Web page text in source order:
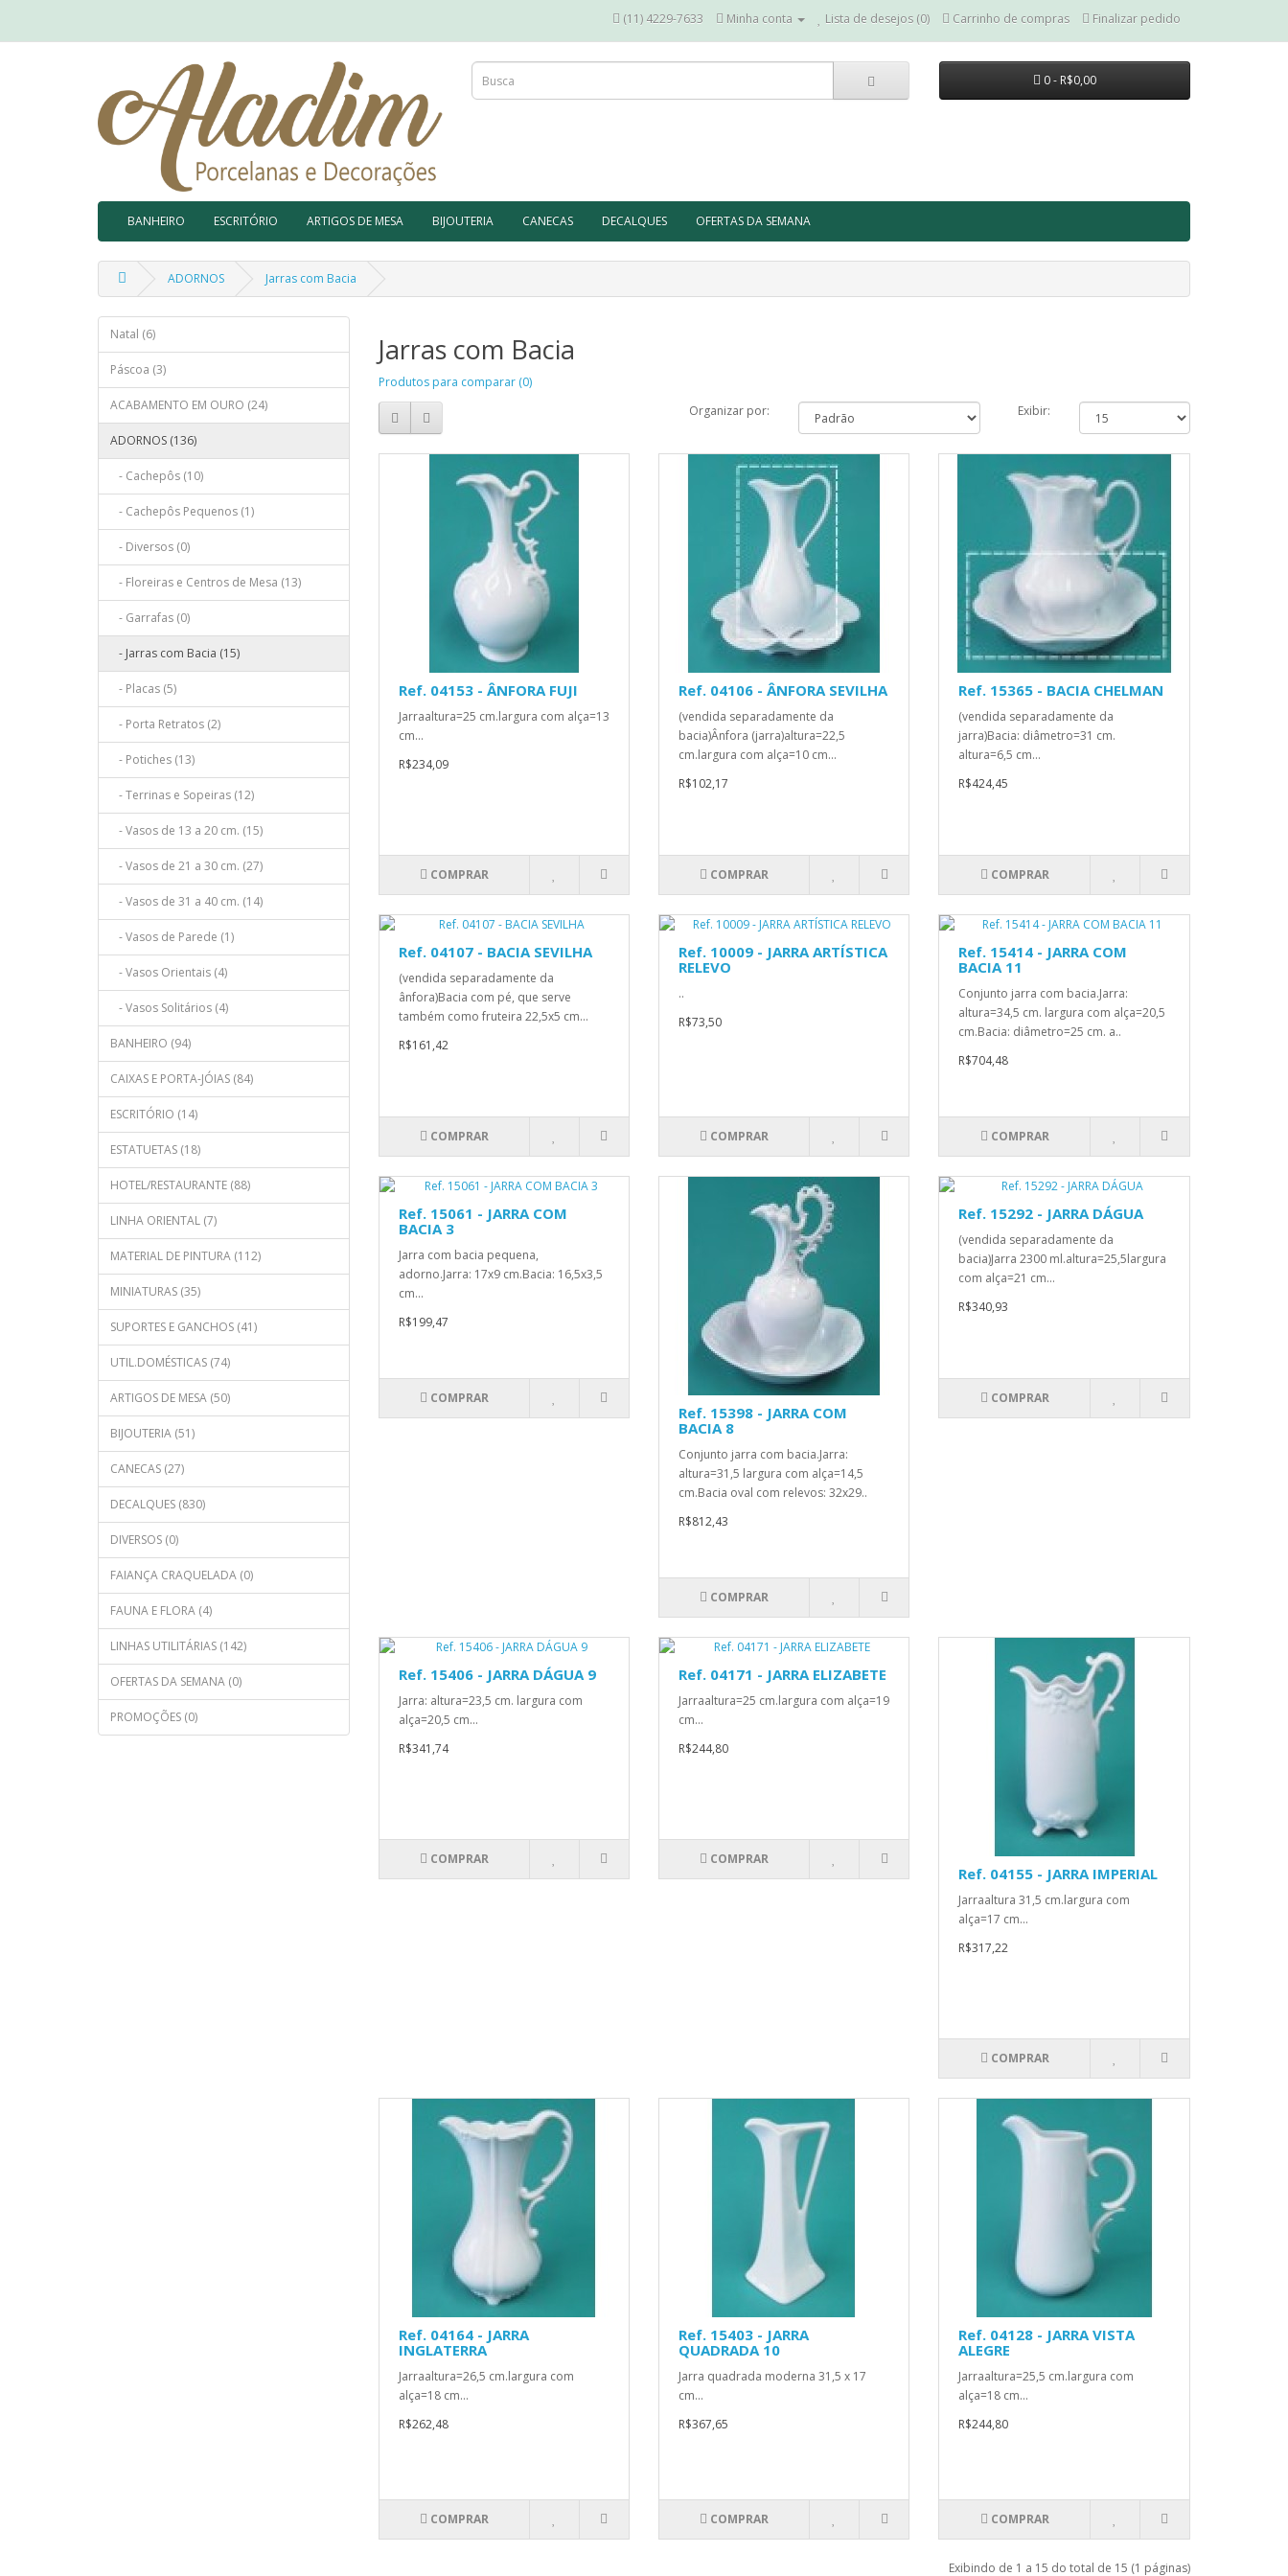
(11) 4229-7633 Minha conta Lista de desejos (0) Carrinho de compras Finalizar pedido
0 - R$0,00
BANHEIRO ESCRITÓRIO ARTIGOS DE MESA BIJOUTERIA CANECAS DECALQUES OFERTAS DA SEMANA
ADORNOS Jarras com Bacia
Natal (6)
Páscoa (3)
ACABAMENTO EM OURO (24)
ADORNOS (136)
- Cachepôs (10)
- Cachepôs Pequenos (1)
- Diversos (0)
- Floreiras e Centros de Mesa (13)
- Garrafas (0)
- Jarras com Bacia (15)
- Placas (5)
- Porta Retratos (2)
- Potiches (13)
- Terrinas e Sopeiras (12)
- Vasos de 13 a 20 cm. (15)
- Vasos de 21 a 30 cm. (27)
- Vasos de 31 a 40 cm. (14)
- Vasos de Parede (1)
- Vasos Orientais (4)
- Vasos Solitários (4)
BANHEIRO (94)
CAIXAS E PORTA-JÓIAS (84)
ESCRITÓRIO (14)
ESTATUETAS (18)
HOTEL/RESTAURANTE (88)
LINHA ORIENTAL (7)
MATERIAL DE PINTURA (112)
MINIATURAS (35)
SUPORTES E GANCHOS (41)
UTIL.DOMÉSTICAS (74)
ARTIGOS DE MESA (50)
BIJOUTERIA (51)
CANECAS (27)
DECALQUES (830)
DIVERSOS (0)
FAIANÇA CRAQUELADA (0)
FAUNA E FLORA (4)
LINHAS UTILITÁRIAS (142)
OFERTAS DA SEMANA (0)
PROMOÇÕES (0)
Jarras com Bacia
Produtos para comparar (0)
Organizar por:
Exibir:
Ref. 04153 - ÂNFORA FUJI
Jarraaltura=25 cm.largura com alça=13
cm...
R$234,09
COMPRAR
Ref. 04106 - ÂNFORA SEVILHA
(vendida separadamente da
bacia)Ânfora (jarra)altura=22,5
cm.largura com alça=10 cm...
R$102,17
COMPRAR
Ref. 15365 - BACIA CHELMAN
(vendida separadamente da
jarra)Bacia: diâmetro=31 cm.
altura=6,5 cm...
R$424,45
COMPRAR
Ref. 04107 - BACIA SEVILHA
(vendida separadamente da
ânfora)Bacia com pé, que serve
também como fruteira 22,5x5 cm...
R$161,42
COMPRAR
Ref. 10009 - JARRA ARTÍSTICA
RELEVO
..
R$73,50
COMPRAR
Ref. 15414 - JARRA COM
BACIA 11
Conjunto jarra com bacia.Jarra:
altura=34,5 cm. largura com alça=20,5
cm.Bacia: diâmetro=25 cm. a..
R$704,48
COMPRAR
Ref. 15061 - JARRA COM
BACIA 3
Jarra com bacia pequena,
adorno.Jarra: 17x9 cm.Bacia: 16,5x3,5
cm...
R$199,47
COMPRAR
Ref. 15398 - JARRA COM
BACIA 8
Conjunto jarra com bacia.Jarra:
altura=31,5 largura com alça=14,5
cm.Bacia oval com relevos: 32x29..
R$812,43
COMPRAR
Ref. 15292 - JARRA DÁGUA
(vendida separadamente da
bacia)Jarra 2300 ml.altura=25,5largura
com alça=21 cm...
R$340,93
COMPRAR
Ref. 15406 - JARRA DÁGUA 9
Jarra: altura=23,5 cm. largura com
alça=20,5 cm...
R$341,74
COMPRAR
Ref. 04171 - JARRA ELIZABETE
Jarraaltura=25 cm.largura com alça=19
cm...
R$244,80
COMPRAR
Ref. 04155 - JARRA IMPERIAL
Jarraaltura 31,5 cm.largura com
alça=17 cm...
R$317,22
COMPRAR
Ref. 04164 - JARRA
INGLATERRA
Jarraaltura=26,5 cm.largura com
alça=18 cm...
R$262,48
COMPRAR
Ref. 15403 - JARRA
QUADRADA 10
Jarra quadrada moderna 31,5 x 17
cm...
R$367,65
COMPRAR
Ref. 04128 - JARRA VISTA
ALEGRE
Jarraaltura=25,5 cm.largura com
alça=18 cm...
R$244,80
COMPRAR
Exibindo de 1 a 15 do total de 15 (1 páginas)